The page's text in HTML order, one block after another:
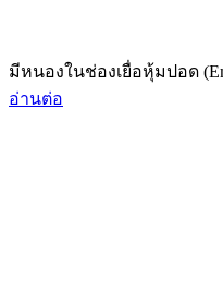
มีหนองในช่องเยื่อหุ้มปอด
อ่านต่อ